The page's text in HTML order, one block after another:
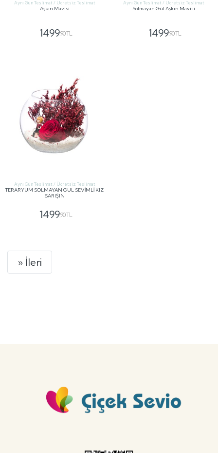
Aynı Gün Teslimat / Ücretsiz Teslimat
Aşkın Mavisi
1499,90 TL
Aynı Gün Teslimat / Ücretsiz Teslimat
Solmayan Gül Aşkın Mavisi
1499,90 TL
Aynı Gün Teslimat / Ücretsiz Teslimat
TERARYUM SOLMAYAN GÜL SEVİMLİ KIZ
SARIŞIN
1499,90 TL
» İleri